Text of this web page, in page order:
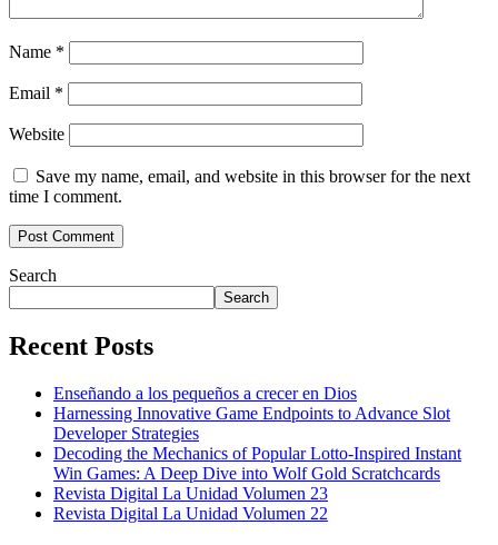
Name *
Email *
Website
Save my name, email, and website in this browser for the next
time I comment.
Search
Search
Recent Posts
Enseñando a los pequeños a crecer en Dios
Harnessing Innovative Game Endpoints to Advance Slot
Developer Strategies
Decoding the Mechanics of Popular Lotto-Inspired Instant
Win Games: A Deep Dive into Wolf Gold Scratchcards
Revista Digital La Unidad Volumen 23
Revista Digital La Unidad Volumen 22